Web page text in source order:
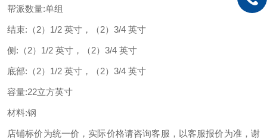
帮派数量:单组
结束: （2）1/2 英寸，（2）3/4 英寸
侧: （2）1/2 英寸，（2）3/4 英寸
底部: （2）1/2 英寸，（2）3/4 英寸
容量:22立方英寸
材料:钢
店铺标价为统一价，实际价格请咨询客服，以客服报价为准，谢